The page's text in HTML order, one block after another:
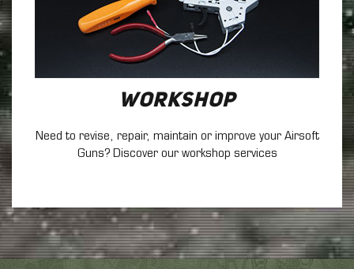
Workshop
Need to revise, repair, maintain or improve your Airsoft
Guns? Discover our workshop services